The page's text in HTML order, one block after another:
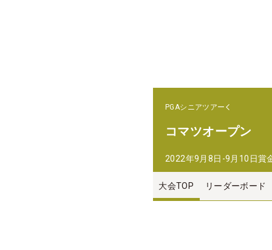
PGAシニアツアー
コマツオープン
2022年9月8日-9月10日賞
大会TOP リーダーボード